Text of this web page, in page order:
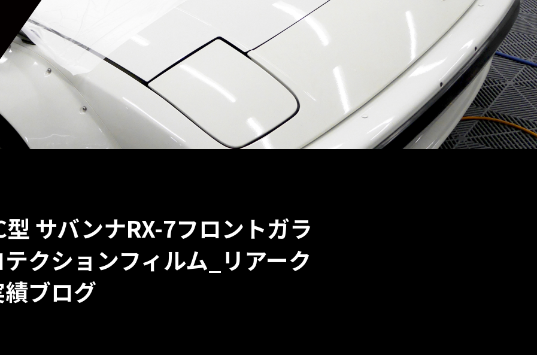
型 サバンナRX-7フロントガラ
クションフィルム_リアーク
ブログ